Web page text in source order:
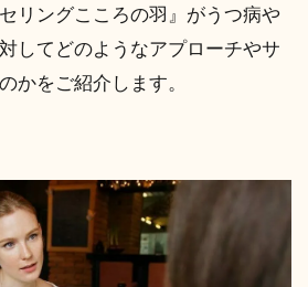
リングこころの羽』がうつ病や
してどのようなアプローチやサ
かをご紹介します。